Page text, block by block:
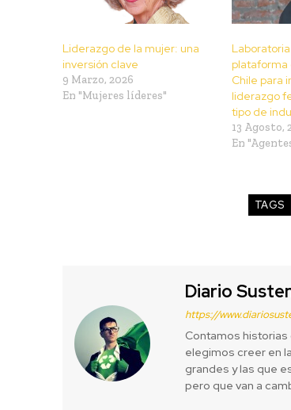
Liderazgo de la mujer: una
inversión clave
9 Marzo, 2026
En "Mujeres líderes"
plataforma
Chile para
liderazgo
tipo de
13 Agosto,
En
TAGS
Diario
https://
Contamos
elegimos creer en
grandes y las que
pero que van a